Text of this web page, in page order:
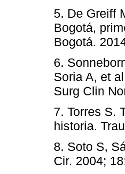
5. De Greiff
Bogotá,
Bogotá.
6.
Soria A, et
Surg Clin
7. Torres S.
historia.
8. Soto S,
Cir. 2004;